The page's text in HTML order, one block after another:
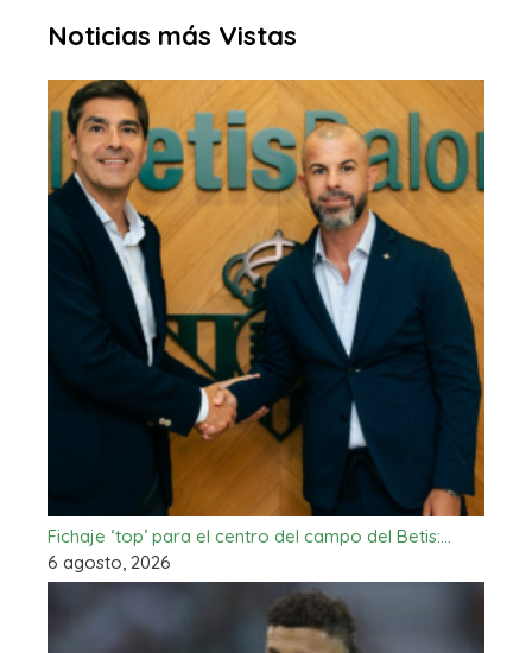
Noticias más Vistas
Fichaje ‘top’ para el centro del campo del Betis:…
6 agosto, 2026